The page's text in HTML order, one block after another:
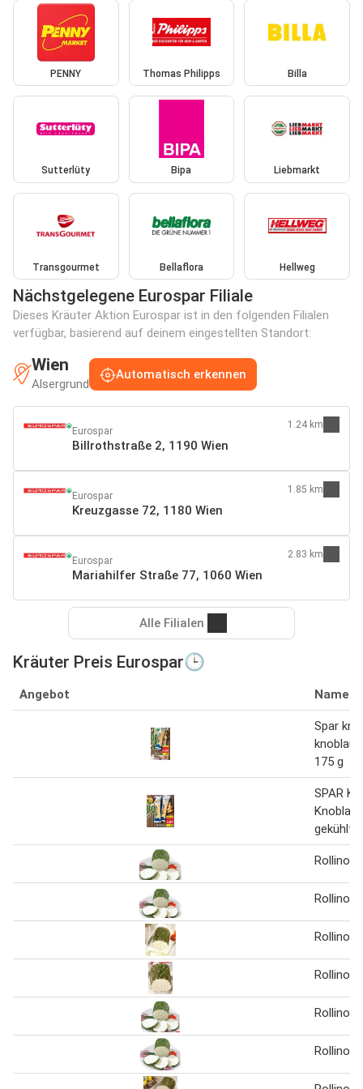
PENNY Thomas Philipps Billa
Sutterlüty Bipa Liebmarkt
Transgourmet Bellaflora Hellweg
Nächstgelegene Eurospar Filiale
Dieses Kräuter Aktion Eurospar ist in den folgenden Filialen
verfügbar, basierend auf deinem eingestellten Standort:
Wien
Alsergrund
Automatisch erkennen
Eurospar
Billrothstraße 2, 1190 Wien
1.24 km
Eurospar
Kreuzgasse 72, 1180 Wien
1.85 km
Eurospar
Mariahilfer Straße 77, 1060 Wien
2.83 km
Alle Filialen
Kräuter Preis Eurospar🕒
Angebot Name
Spar
175 g
SPAR
gekühlt
Rollino
Rollino
Rollino
Rollino
Rollino
Rollino